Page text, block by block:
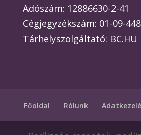
Adószám: 12886630-2-41
Cégjegyzékszám: 01-09-
Tárhelyszolgáltató: BC.HU
Főoldal Rólunk